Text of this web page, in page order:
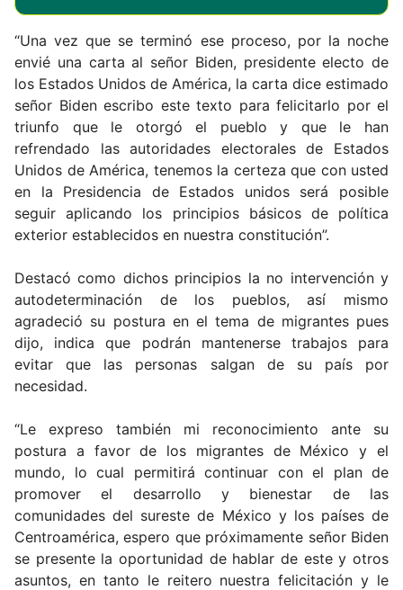
“Una vez que se terminó ese proceso, por la noche
envié una carta al señor Biden, presidente electo de
los Estados Unidos de América, la carta dice estimado
señor Biden escribo este texto para felicitarlo por el
triunfo que le otorgó el pueblo y que le han
refrendado las autoridades electorales de Estados
Unidos de América, tenemos la certeza que con usted
en la Presidencia de Estados unidos será posible
seguir aplicando los principios básicos de política
exterior establecidos en nuestra constitución”.
Destacó como dichos principios la no intervención y
autodeterminación de los pueblos, así mismo
agradeció su postura en el tema de migrantes pues
dijo, indica que podrán mantenerse trabajos para
evitar que las personas salgan de su país por
necesidad.
“Le expreso también mi reconocimiento ante su
postura a favor de los migrantes de México y el
mundo, lo cual permitirá continuar con el plan de
promover el desarrollo y bienestar de las
comunidades del sureste de México y los países de
Centroamérica, espero que próximamente señor Biden
se presente la oportunidad de hablar de este y otros
asuntos, en tanto le reitero nuestra felicitación y le